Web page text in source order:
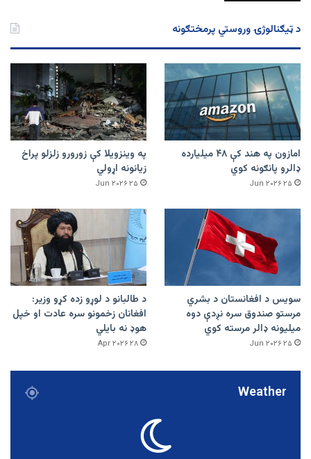
د ټیګنالوژۍ وروستي پرمختګونه
امازون په هند کې ۴۸ میلیارده
ډالرو پانګونه کوي
۲۵ Jun ۲۰۲۶
په وینزویلا کې زورورو زلزلو پراخ
زیانونه اړولي
۲۵ Jun ۲۰۲۶
سویس د افغانستان د بشري
مرستو صندوق سره نږدې دوه
میلیونه ډالر مرسته کوي
۲۵ Jun ۲۰۲۶
د طالبانو د لوړو زده کړو وزیر:
افغانان زخمونو سره عادت او خپل
هوډ نه بایلي
۲۸ Apr ۲۰۲۶
Weather